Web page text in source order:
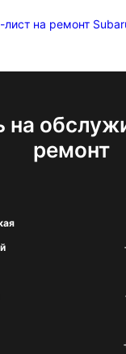
лист на ремонт
на
ремонт